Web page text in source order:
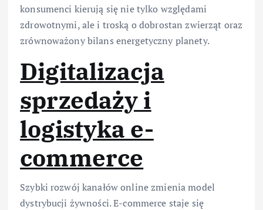
konsumenci kierują się nie tylko względami
zdrowotnymi, ale i troską o dobrostan zwierząt oraz
zrównoważony bilans energetyczny planety.
Digitalizacja
sprzedaży i
logistyka e-
commerce
Szybki rozwój kanałów online zmienia model
dystrybucji żywności. E-commerce staje się